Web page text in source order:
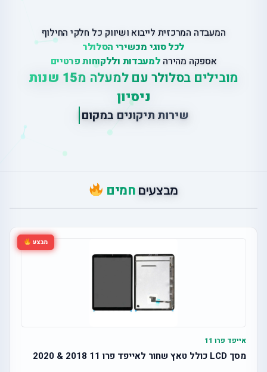
המעבדה המרכזית לייבוא ושיווק כל חלקי החילוף
לכל סוגי מכשירי הסלולר
אספקה מהירה למעבדות וללקוחות פרטיים
מובילים בסלולר עם למעלה מ
15 שנות
ניסיון
שירות תיקונים במקום
מבצעים חמים
מבצע
אייפד פרו 11
מסך LCD כולל טאץ שחור לאייפד פרו 11 2018 & 2020